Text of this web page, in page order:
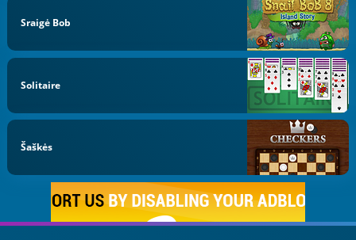
Sraigė Bob
Solitaire
Šaškės